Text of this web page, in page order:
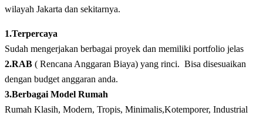
wilayah Jakarta dan sekitarnya.
1.Terpercaya
Sudah mengerjakan berbagai proyek dan memiliki portfolio jelas
2.RAB ( Rencana Anggaran Biaya) yang rinci. Bisa disesuaikan
dengan budget anggaran anda.
3.Berbagai Model Rumah
Rumah Klasih, Modern, Tropis, Minimalis,Kotemporer, Industrial